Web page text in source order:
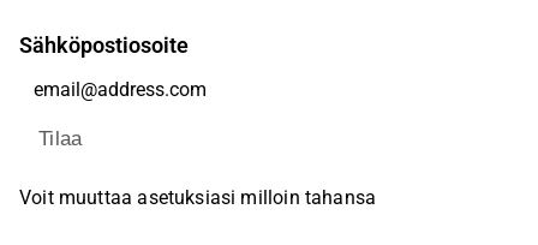
Sähköpostiosoite
Tilaa
Voit muuttaa asetuksiasi milloin tahansa